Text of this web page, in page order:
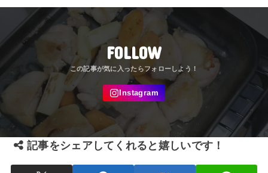
FOLLOW
記事をシェアしてくれると嬉しいです！